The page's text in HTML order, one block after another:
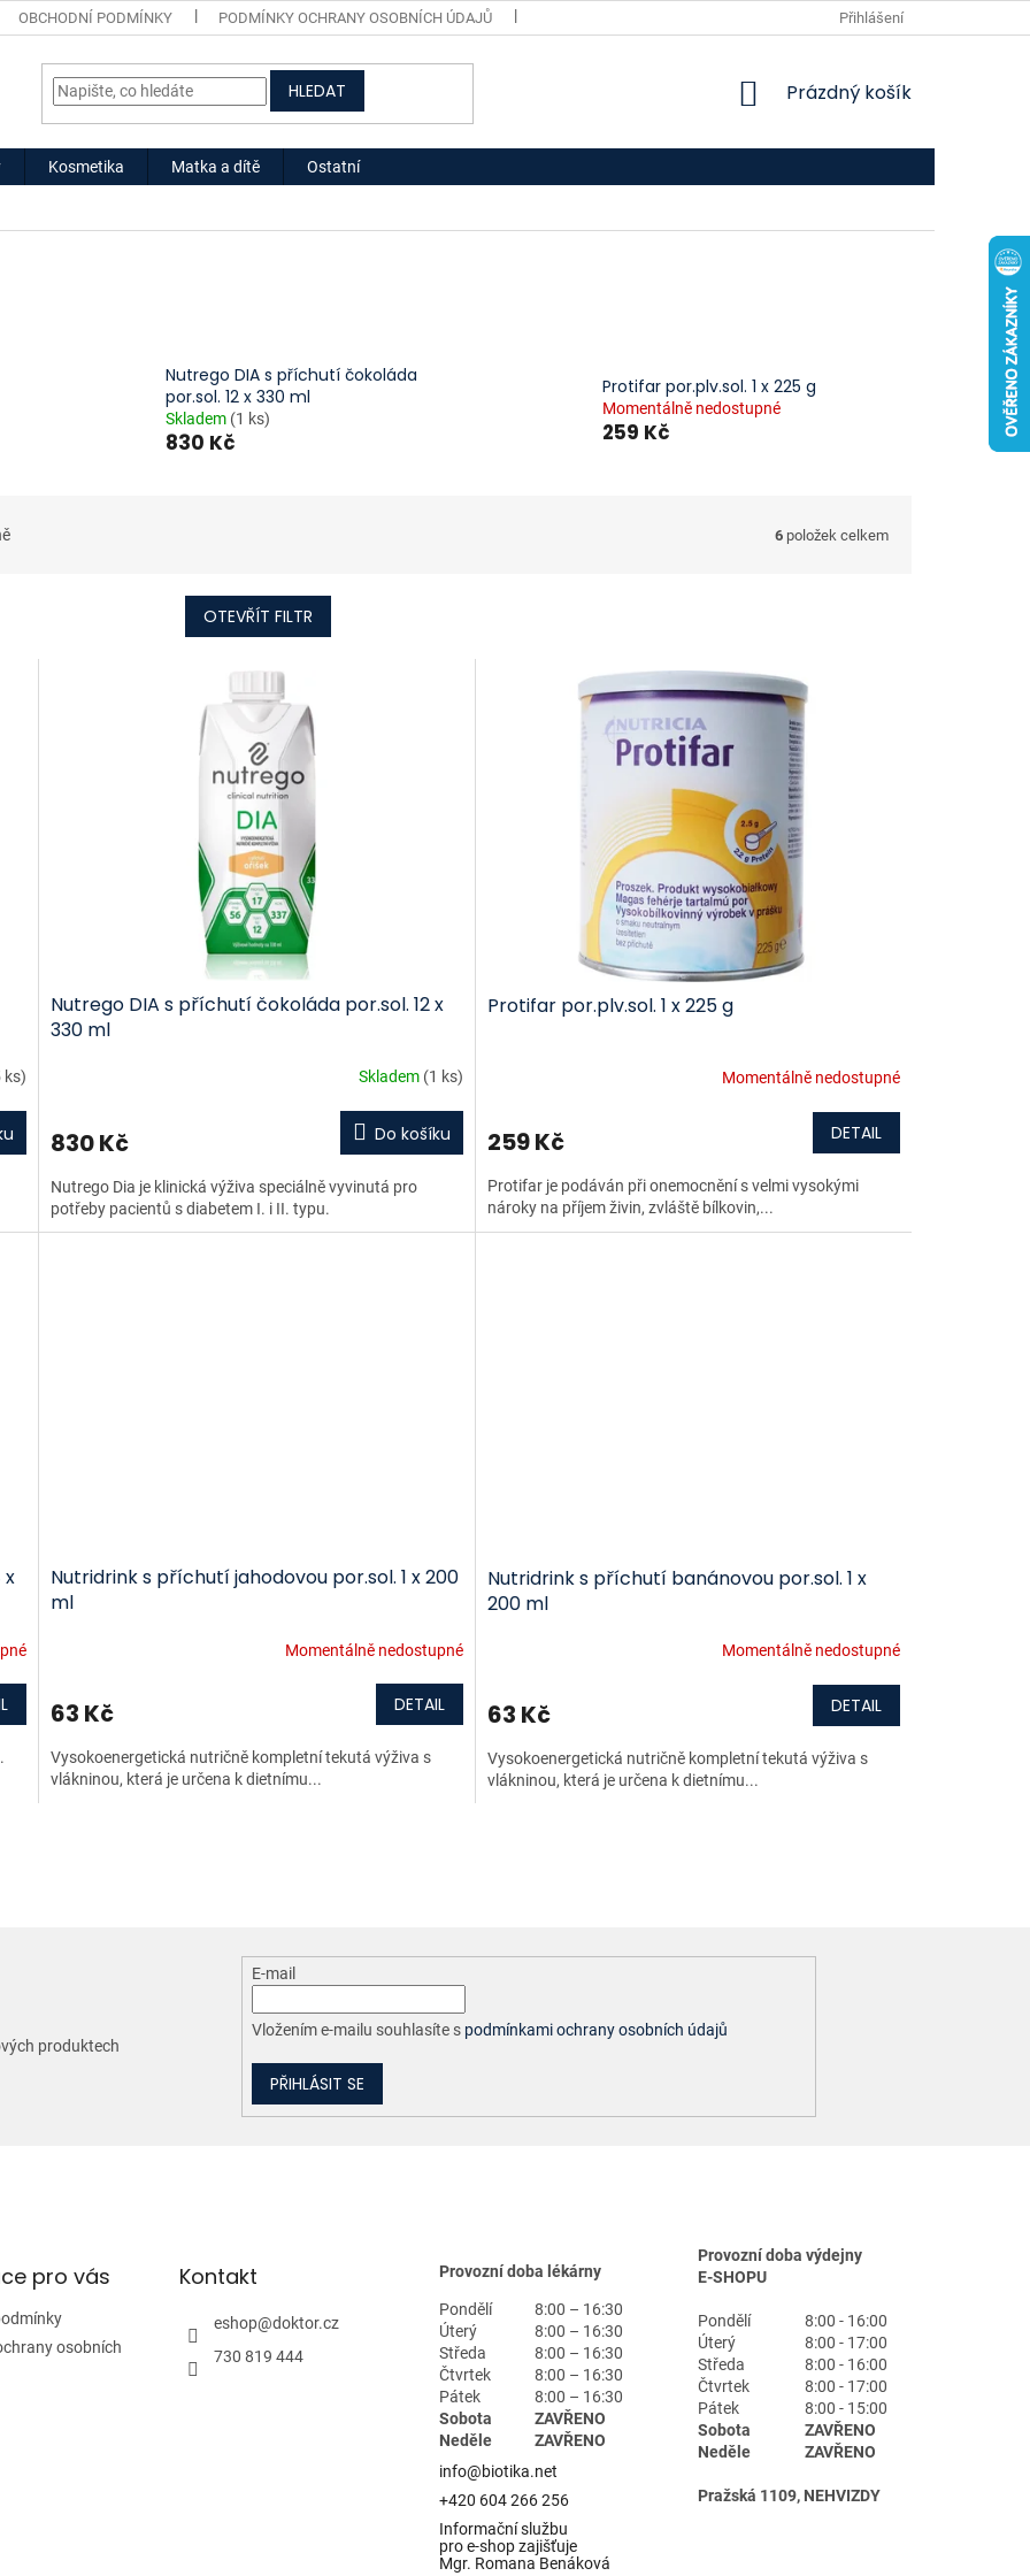
OBCHODNÍ PODMÍNKY PODMÍNKY OCHRANY OSOBNÍCH ÚDAJŮ Přihlášení
HLEDAT
NÁKUPNÍ
Prázdný košík
Kosmetika Matka a dítě Ostatní
Nutrego DIA s příchutí čokoláda
por.sol. 12 x 330 ml
Skladem (1 ks)
830 Kč
Protifar por.plv.sol. 1 x 225 g
Momentálně nedostupné
259 Kč
6 položek celkem
OTEVŘÍT FILTR
ks)
Nutrego DIA s příchutí čokoláda por.sol. 12 x
330 ml
Skladem (1 ks)
830 Kč Do košíku
Nutrego Dia je klinická výživa speciálně vyvinutá pro
potřeby pacientů s diabetem I. i II. typu.
Protifar por.plv.sol. 1 x 225 g
Momentálně nedostupné
259 Kč DETAIL
Protifar je podáván při onemocnění s velmi vysokými
nároky na příjem živin, zvláště bílkovin,...
x
Nutridrink s příchutí jahodovou por.sol. 1 x 200
ml
Momentálně nedostupné
63 Kč DETAIL
Vysokoenergetická nutričně kompletní tekutá výživa s
vlákninou, která je určena k dietnímu...
Nutridrink s příchutí banánovou por.sol. 1 x
200 ml
Momentálně nedostupné
63 Kč DETAIL
Vysokoenergetická nutričně kompletní tekutá výživa s
vlákninou, která je určena k dietnímu...
c
í
p
r
v
produktech
E-mail
Vložením e-mailu souhlasíte s podmínkami ochrany osobních údajů
PŘIHLÁSIT SE
pro vás
osobních
Kontakt
eshop@doktor.cz
730 819 444
Provozní doba lékárny
Pondělí
8:00 – 16:30
Úterý
8:00 – 16:30
Středa
8:00 – 16:30
Čtvrtek
8:00 – 16:30
Pátek
8:00 – 16:30
Sobota
ZAVŘENO
Neděle
ZAVŘENO
info@biotika.net
+420 604 266 256
Informační službu
pro e-shop zajišťuje
Mgr. Romana Benáková
Provozní doba výdejny
E-SHOPU
Pondělí
8:00 - 16:00
Úterý
8:00 - 17:00
Středa
8:00 - 16:00
Čtvrtek
8:00 - 17:00
Pátek
8:00 - 15:00
Sobota
ZAVŘENO
Neděle
ZAVŘENO
Pražská 1109, NEHVIZDY